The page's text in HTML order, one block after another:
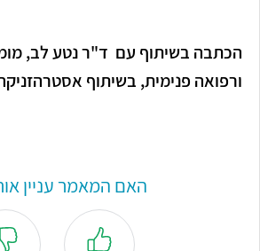
הכתבה בשיתוף עם ד"ר נטע לב,
ורפואה פנימית, בשיתוף
האם המאמר עניין